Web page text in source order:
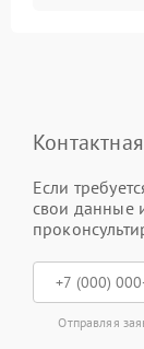
Если
свои данные
Отправляя